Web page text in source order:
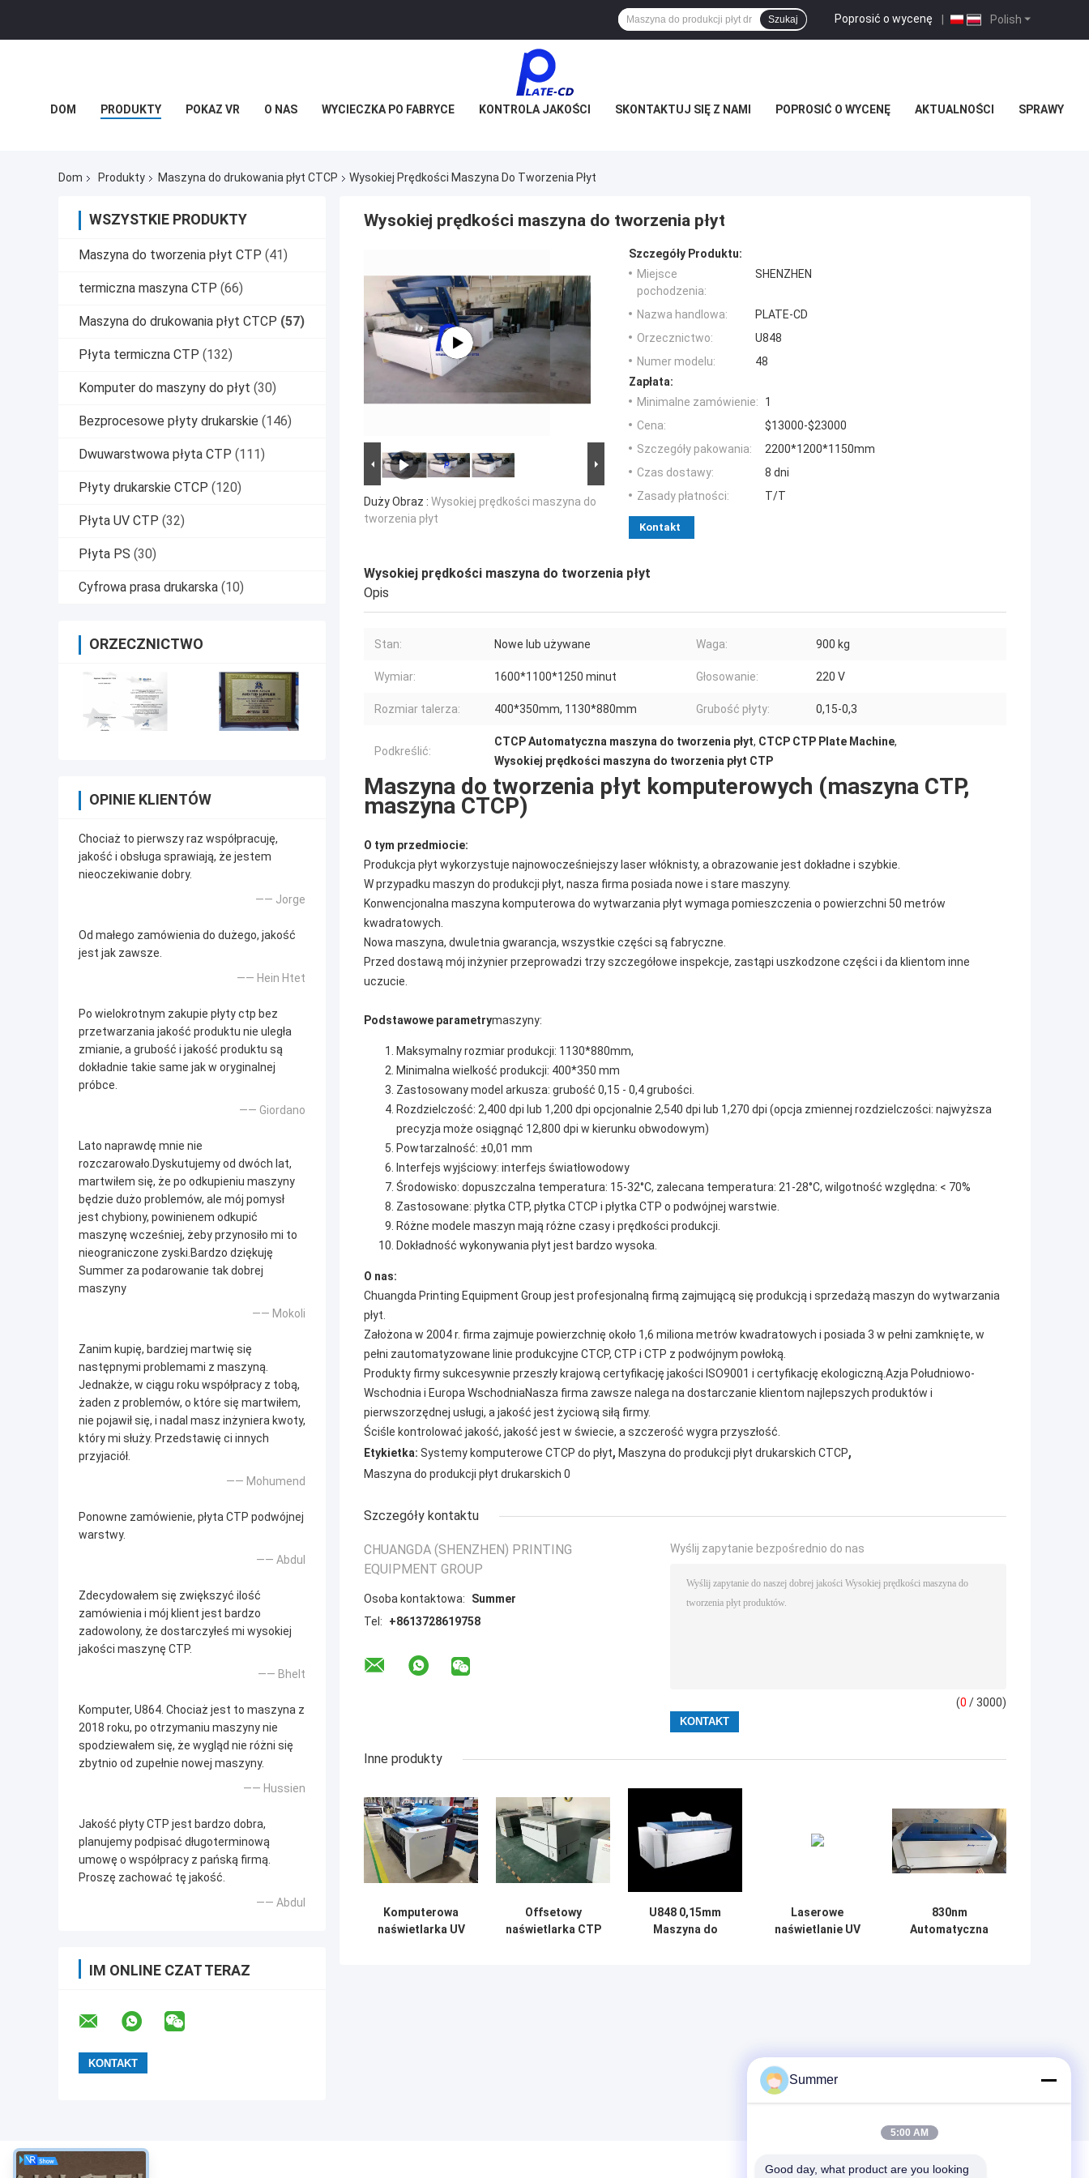
Polish
Poprosić o wycenę |
Szukaj
DOM PRODUKTY POKAZ VR O NAS WYCIECZKA PO FABRYCE KONTROLA JAKOŚCI SKONTAKTUJ SIĘ Z NAMI POPROSIĆ O WYCENĘ AKTUALNOŚCI SPRAWY
Dom Produkty Maszyna do drukowania płyt CTCP Wysokiej Prędkości Maszyna Do Tworzenia Płyt
WSZYSTKIE PRODUKTY
Maszyna do tworzenia płyt CTP (41)
termiczna maszyna CTP (66)
Maszyna do drukowania płyt CTCP (57)
Płyta termiczna CTP (132)
Komputer do maszyny do płyt (30)
Bezprocesowe płyty drukarskie (146)
Dwuwarstwowa płyta CTP (111)
Płyty drukarskie CTCP (120)
Płyta UV CTP (32)
Płyta PS (30)
Cyfrowa prasa drukarska (10)
ORZECZNICTWO
OPINIE KLIENTÓW
Chociaż to pierwszy raz współpracuję,
jakość i obsługa sprawiają, że jestem
nieoczekiwanie dobry.
—— Jorge
Od małego zamówienia do dużego, jakość
jest jak zawsze.
—— Hein Htet
Po wielokrotnym zakupie płyty ctp bez
przetwarzania jakość produktu nie uległa
zmianie, a grubość i jakość produktu są
dokładnie takie same jak w oryginalnej
próbce.
—— Giordano
Lato naprawdę mnie nie
rozczarowało.Dyskutujemy od dwóch lat,
martwiłem się, że po odkupieniu maszyny
będzie dużo problemów, ale mój pomysł
jest chybiony, powinienem odkupić
maszynę wcześniej, żeby przynosiło mi to
nieograniczone zyski.Bardzo dziękuję
Summer za podarowanie tak dobrej
maszyny
—— Mokoli
Zanim kupię, bardziej martwię się
następnymi problemami z maszyną.
Jednakże, w ciągu roku współpracy z tobą,
żaden z problemów, o które się martwiłem,
nie pojawił się, i nadal masz inżyniera kwoty,
który mi służy. Przedstawię ci innych
przyjaciół.
—— Mohumend
Ponowne zamówienie, płyta CTP podwójnej
warstwy.
—— Abdul
Zdecydowałem się zwiększyć ilość
zamówienia i mój klient jest bardzo
zadowolony, że dostarczyłeś mi wysokiej
jakości maszynę CTP.
—— Bhelt
Komputer, U864. Chociaż jest to maszyna z
2018 roku, po otrzymaniu maszyny nie
spodziewałem się, że wygląd nie różni się
zbytnio od zupełnie nowej maszyny.
—— Hussien
Jakość płyty CTP jest bardzo dobra,
planujemy podpisać długoterminową
umowę o współpracy z pańską firmą.
Proszę zachować tę jakość.
—— Abdul
IM ONLINE CZAT TERAZ
Wysokiej prędkości maszyna do tworzenia płyt
Duży Obraz : Wysokiej prędkości maszyna do
tworzenia płyt
Szczegóły Produktu:
Miejsce
pochodzenia:
SHENZHEN
Nazwa handlowa:
PLATE-CD
Orzecznictwo:
U848
Numer modelu:
48
Zapłata:
Minimalne zamówienie:
1
Cena:
$13000-$23000
Szczegóły pakowania:
2200*1200*1150mm
Czas dostawy:
8 dni
Zasady płatności:
T/T
Kontakt
Wysokiej prędkości maszyna do tworzenia płyt
Opis
Stan: Nowe lub używane Waga: 900 kg
Wymiar: 1600*1100*1250 minut Głosowanie: 220 V
Rozmiar talerza: 400*350mm, 1130*880mm Grubość płyty: 0,15-0,3
Podkreślić:
CTCP Automatyczna maszyna do tworzenia płyt, CTCP CTP Plate Machine,
Wysokiej prędkości maszyna do tworzenia płyt CTP
Maszyna do tworzenia płyt komputerowych (maszyna CTP,
maszyna CTCP)
O tym przedmiocie:
Produkcja płyt wykorzystuje najnowocześniejszy laser włóknisty, a obrazowanie jest dokładne i szybkie.
W przypadku maszyn do produkcji płyt, nasza firma posiada nowe i stare maszyny.
Konwencjonalna maszyna komputerowa do wytwarzania płyt wymaga pomieszczenia o powierzchni 50 metrów
kwadratowych.
Nowa maszyna, dwuletnia gwarancja, wszystkie części są fabryczne.
Przed dostawą mój inżynier przeprowadzi trzy szczegółowe inspekcje, zastąpi uszkodzone części i da klientom inne
uczucie.
Podstawowe parametrymaszyny:
Maksymalny rozmiar produkcji: 1130*880mm,
Minimalna wielkość produkcji: 400*350 mm
Zastosowany model arkusza: grubość 0,15 - 0,4 grubości.
Rozdzielczość: 2,400 dpi lub 1,200 dpi opcjonalnie 2,540 dpi lub 1,270 dpi (opcja zmiennej rozdzielczości: najwyższa
precyzja może osiągnąć 12,800 dpi w kierunku obwodowym)
Powtarzalność: ±0,01 mm
Interfejs wyjściowy: interfejs światłowodowy
Środowisko: dopuszczalna temperatura: 15-32°C, zalecana temperatura: 21-28°C, wilgotność względna: < 70%
Zastosowane: płytka CTP, płytka CTCP i płytka CTP o podwójnej warstwie.
Różne modele maszyn mają różne czasy i prędkości produkcji.
Dokładność wykonywania płyt jest bardzo wysoka.
O nas:
Chuangda Printing Equipment Group jest profesjonalną firmą zajmującą się produkcją i sprzedażą maszyn do wytwarzania
płyt.
Założona w 2004 r. firma zajmuje powierzchnię około 1,6 miliona metrów kwadratowych i posiada 3 w pełni zamknięte, w
pełni zautomatyzowane linie produkcyjne CTCP, CTP i CTP z podwójnym powłoką.
Produkty firmy sukcesywnie przeszły krajową certyfikację jakości ISO9001 i certyfikację ekologiczną.Azja Południowo-
Wschodnia i Europa WschodniaNasza firma zawsze nalega na dostarczanie klientom najlepszych produktów i
pierwszorzędnej usługi, a jakość jest życiową siłą firmy.
Ściśle kontrolować jakość, jakość jest w świecie, a szczerość wygra przyszłość.
Etykietka: Systemy komputerowe CTCP do płyt, Maszyna do produkcji płyt drukarskich CTCP,
Maszyna do produkcji płyt drukarskich 0
Szczegóły kontaktu
CHUANGDA (SHENZHEN) PRINTING
EQUIPMENT GROUP
Osoba kontaktowa:
Summer
Tel:
+8613728619758
Wyślij zapytanie bezpośrednio do nas
(0 / 3000)
Inne produkty
Komputerowa
naświetlarka UV
Offsetowy
naświetlarka CTP
U848 0,15mm
Maszyna do
Laserowe
naświetlanie UV
830nm
Automatyczna
Summer
5:00 AM
Good day, what product are you looking